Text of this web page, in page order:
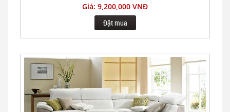
Giá: 9,200,000 VNĐ
Đặt mua